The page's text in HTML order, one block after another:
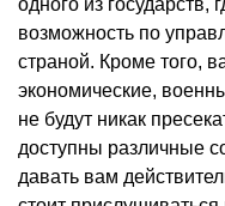
одного из государств,
возможность по
страной. Кроме того,
экономические,
не будут никак
доступны различные
давать вам